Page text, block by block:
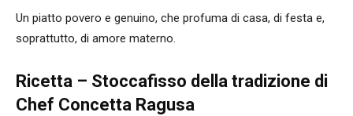
Un piatto povero e genuino, che profuma di casa, di festa e,
soprattutto, di amore materno.
Ricetta – Stoccafisso della tradizione di
Chef Concetta Ragusa